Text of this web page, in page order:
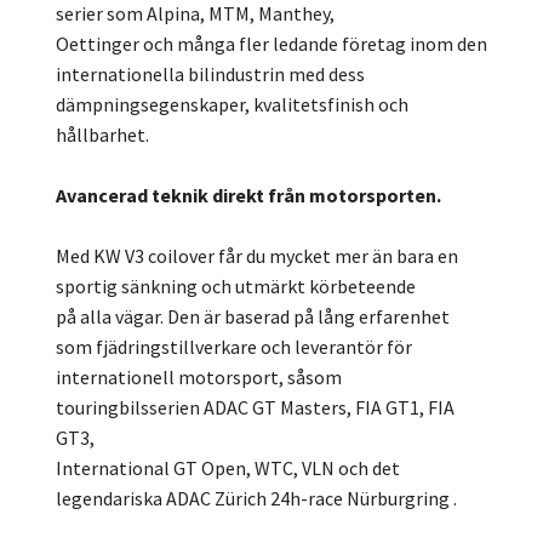
serier som Alpina, MTM, Manthey,
Oettinger och många fler ledande företag inom den
internationella bilindustrin med dess
dämpningsegenskaper, kvalitetsfinish och
hållbarhet.
Avancerad teknik direkt från motorsporten.
Med KW V3 coilover får du mycket mer än bara en
sportig sänkning och utmärkt körbeteende
på alla vägar. Den är baserad på lång erfarenhet
som fjädringstillverkare och leverantör för
internationell motorsport, såsom
touringbilsserien ADAC GT Masters, FIA GT1, FIA
GT3,
International GT Open, WTC, VLN och det
legendariska ADAC Zürich 24h-race Nürburgring .